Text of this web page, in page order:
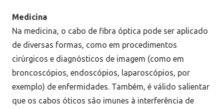
Medicina
Na medicina, o cabo de fibra óptica pode ser aplicado
de diversas formas, como em procedimentos
cirúrgicos e diagnósticos de imagem (como em
broncoscópios, endoscópios, laparoscópios, por
exemplo) de enfermidades. Também, é válido salientar
que os cabos óticos são imunes à interferência de